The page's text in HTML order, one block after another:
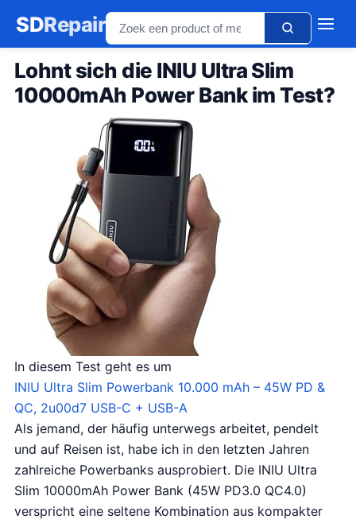
SDRepair
Lohnt sich die INIU Ultra Slim
10000mAh Power Bank im Test?
In diesem Test geht es um
INIU Ultra Slim Powerbank 10.000 mAh – 45W PD &
QC, 2u00d7 USB-C + USB-A
Als jemand, der häufig unterwegs arbeitet, pendelt
und auf Reisen ist, habe ich in den letzten Jahren
zahlreiche Powerbanks ausprobiert. Die INIU Ultra
Slim 10000mAh Power Bank (45W PD3.0 QC4.0)
verspricht eine seltene Kombination aus kompakter